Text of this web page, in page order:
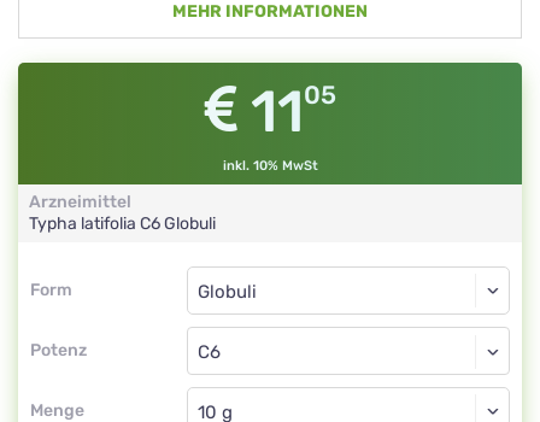
MEHR INFORMATIONEN
1105
inkl. 10% MwSt
Arzneimittel
Typha latifolia C6Globuli
Form
Form
Potenz
Globuli
C6
Menge
Globuli